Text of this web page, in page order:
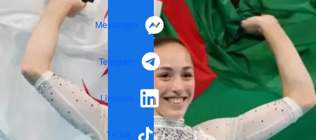
Messenger
Telegram
LinkedIn
TikTok